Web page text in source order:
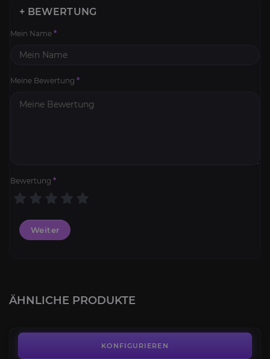
+ BEWERTUNG
Mein Name *
Meine Bewertung *
Bewertung *
Weiter
ÄHNLICHE PRODUKTE
KONFIGURIEREN
Drache der Vier Winde